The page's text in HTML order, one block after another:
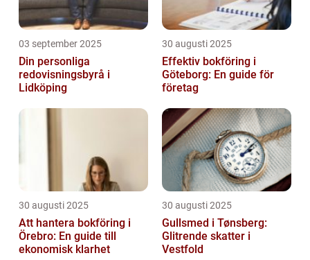
03 september 2025
Din personliga
redovisningsbyrå i
Lidköping
30 augusti 2025
Effektiv bokföring i
Göteborg: En guide för
företag
30 augusti 2025
Att hantera bokföring i
Örebro: En guide till
ekonomisk klarhet
30 augusti 2025
Gullsmed i Tønsberg:
Glitrende skatter i
Vestfold